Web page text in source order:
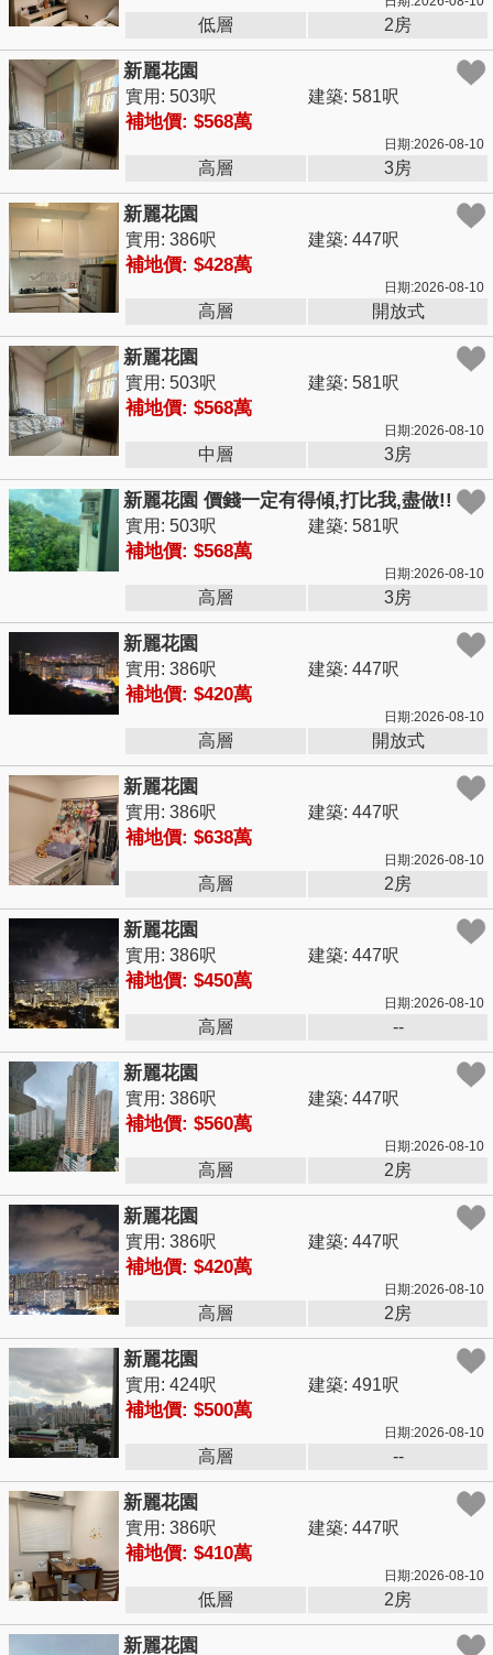
低層 2房
新麗花園
實用: 503呎 建築: 581呎
補地價: $568萬
日期:2026-08-10
高層 3房
新麗花園
實用: 386呎 建築: 447呎
補地價: $428萬
日期:2026-08-10
高層 開放式
新麗花園
實用: 503呎 建築: 581呎
補地價: $568萬
日期:2026-08-10
中層 3房
新麗花園 價錢一定有得傾,打比我,盡做!!
實用: 503呎 建築: 581呎
補地價: $568萬
日期:2026-08-10
高層 3房
新麗花園
實用: 386呎 建築: 447呎
補地價: $420萬
日期:2026-08-10
高層 開放式
新麗花園
實用: 386呎 建築: 447呎
補地價: $638萬
日期:2026-08-10
高層 2房
新麗花園
實用: 386呎 建築: 447呎
補地價: $450萬
日期:2026-08-10
高層 --
新麗花園
實用: 386呎 建築: 447呎
補地價: $560萬
日期:2026-08-10
高層 2房
新麗花園
實用: 386呎 建築: 447呎
補地價: $420萬
日期:2026-08-10
高層 2房
新麗花園
實用: 424呎 建築: 491呎
補地價: $500萬
日期:2026-08-10
高層 --
新麗花園
實用: 386呎 建築: 447呎
補地價: $410萬
日期:2026-08-10
低層 2房
新麗花園